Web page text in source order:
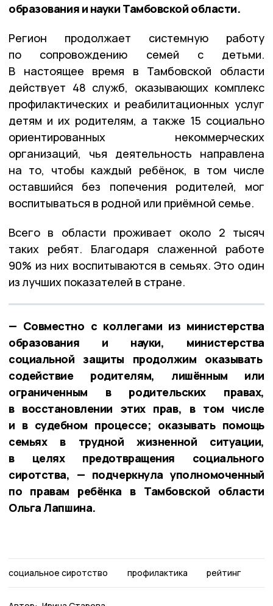
образования и науки Тамбовской области.
Регион продолжает системную работу
по сопровождению семей с детьми.
В настоящее время в Тамбовской области
действует 48 служб, оказывающих комплекс
профилактических и реабилитационных услуг
детям и их родителям, а также 15 социально
ориентированных некоммерческих
организаций, чья деятельность направлена
на то, чтобы каждый ребёнок, в том числе
оставшийся без попечения родителей, мог
воспитываться в родной или приёмной семье.
Всего в области проживает около 2 тысяч
таких ребят. Благодаря слаженной работе
90% из них воспитываются в семьях. Это один
из лучших показателей в стране.
— Совместно с коллегами из министерства
образования и науки, министерства
социальной защиты продолжим оказывать
содействие родителям, лишённым или
ограниченным в родительских правах,
в восстановлении этих прав, в том числе
и в судебном процессе; оказывать помощь
семьях в трудной жизненной ситуации,
в целях предотвращения социального
сиротства, — подчеркнула уполномоченный
по правам ребёнка в Тамбовской области
Ольга Лапшина.
социальное сиротство профилактика рейтинг